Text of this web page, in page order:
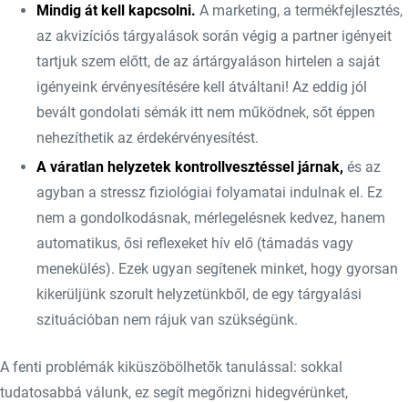
Mindig át kell kapcsolni. A marketing, a termékfejlesztés,
az akvizíciós tárgyalások során végig a partner igényeit
tartjuk szem előtt, de az ártárgyaláson hirtelen a saját
igényeink érvényesítésére kell átváltani! Az eddig jól
bevált gondolati sémák itt nem működnek, sőt éppen
nehezíthetik az érdekérvényesítést.
A váratlan helyzetek kontrollvesztéssel járnak, és az
agyban a stressz fiziológiai folyamatai indulnak el. Ez
nem a gondolkodásnak, mérlegelésnek kedvez, hanem
automatikus, ősi reflexeket hív elő (támadás vagy
menekülés). Ezek ugyan segítenek minket, hogy gyorsan
kikerüljünk szorult helyzetünkből, de egy tárgyalási
szituációban nem rájuk van szükségünk.
A fenti problémák kiküszöbölhetők tanulással: sokkal
tudatosabbá válunk, ez segít megőrizni hidegvérünket,